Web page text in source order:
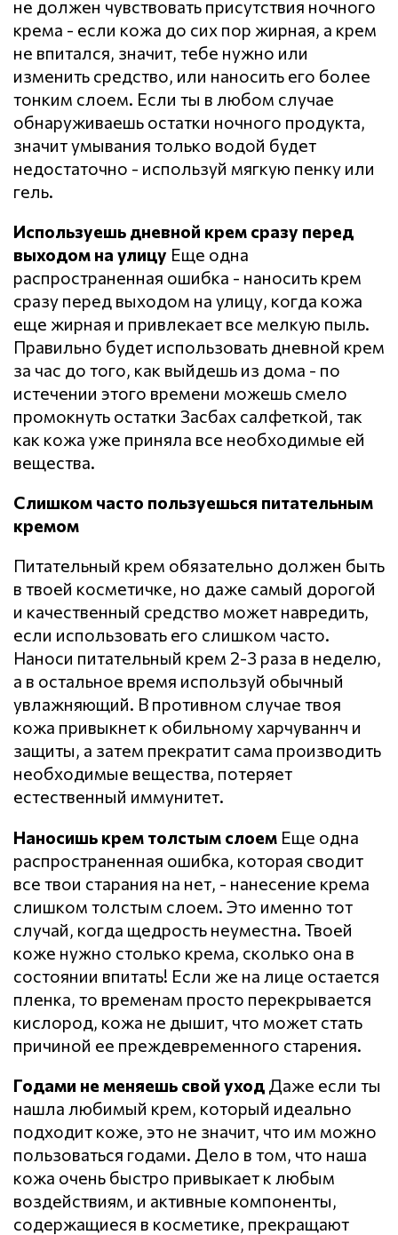
не должен чувствовать присутствия ночного
крема - если кожа до сих пор жирная, а крем
не впитался, значит, тебе нужно или
изменить средство, или наносить его более
тонким слоем. Если ты в любом случае
обнаруживаешь остатки ночного продукта,
значит умывания только водой будет
недостаточно - используй мягкую пенку или
гель.
Используешь дневной крем сразу перед
выходом на улицу Еще одна
распространенная ошибка - наносить крем
сразу перед выходом на улицу, когда кожа
еще жирная и привлекает все мелкую пыль.
Правильно будет использовать дневной крем
за час до того, как выйдешь из дома - по
истечении этого времени можешь смело
промокнуть остатки Засбах салфеткой, так
как кожа уже приняла все необходимые ей
вещества.
Слишком часто пользуешься питательным
кремом
Питательный крем обязательно должен быть
в твоей косметичке, но даже самый дорогой
и качественный средство может навредить,
если использовать его слишком часто.
Наноси питательный крем 2-3 раза в неделю,
а в остальное время используй обычный
увлажняющий. В противном случае твоя
кожа привыкнет к обильному харчуваннч и
защиты, а затем прекратит сама производить
необходимые вещества, потеряет
естественный иммунитет.
Наносишь крем толстым слоем Еще одна
распространенная ошибка, которая сводит
все твои старания на нет, - нанесение крема
слишком толстым слоем. Это именно тот
случай, когда щедрость неуместна. Твоей
коже нужно столько крема, сколько она в
состоянии впитать! Если же на лице остается
пленка, то временам просто перекрывается
кислород, кожа не дышит, что может стать
причиной ее преждевременного старения.
Годами не меняешь свой уход Даже если ты
нашла любимый крем, который идеально
подходит коже, это не значит, что им можно
пользоваться годами. Дело в том, что наша
кожа очень быстро привыкает к любым
воздействиям, и активные компоненты,
содержащиеся в косметике, прекращают